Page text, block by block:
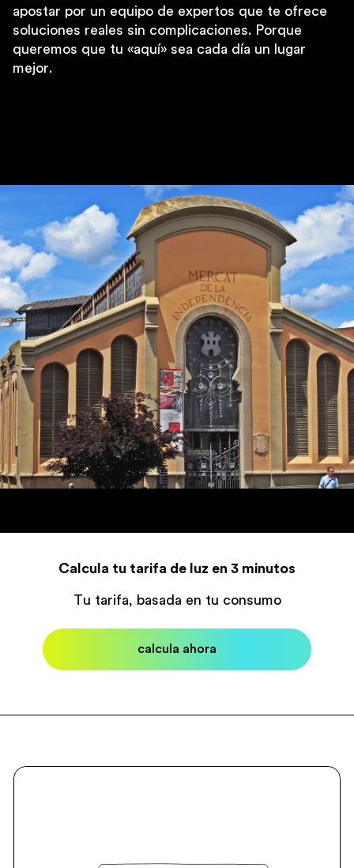
apostar por un equipo de expertos que te ofrece
soluciones reales sin complicaciones. Porque
queremos que tu «aquí» sea cada día un lugar
mejor.
Calcula tu tarifa de luz en 3 minutos
Tu tarifa, basada en tu consumo
calcula ahora